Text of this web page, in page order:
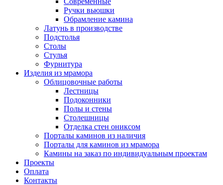
Ручки вьюшки
Обрамление камина
Латунь в производстве
Подстолья
Столы
Стулья
Фурнитура
Изделия из мрамора
Облицовочные работы
Лестницы
Подоконники
Полы и стены
Столешницы
Отделка стен ониксом
Порталы каминов из наличия
Порталы для каминов из мрамора
Камины на заказ по индивидуальным проектам
Проекты
Оплата
Контакты